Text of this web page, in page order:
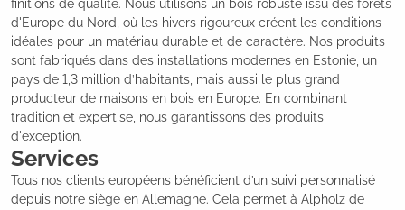
finitions de qualité. Nous utilisons un bois robuste issu des forêts
d'Europe du Nord, où les hivers rigoureux créent les conditions
idéales pour un matériau durable et de caractère. Nos produits
sont fabriqués dans des installations modernes en Estonie, un
pays de 1,3 million d’habitants, mais aussi le plus grand
producteur de maisons en bois en Europe. En combinant
tradition et expertise, nous garantissons des produits
d'exception.
Services
Tous nos clients européens bénéficient d’un suivi personnalisé
depuis notre siège en Allemagne. Cela permet à Alpholz de